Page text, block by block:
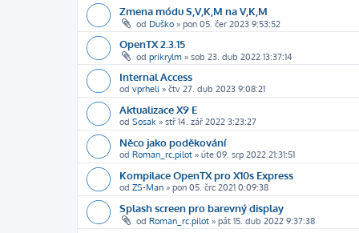
Zmena módu S,V,K,M na V,K,M
od Duško » pon 05. čer 2023 9:53:52
OpenTX 2.3.15
od prikrylm » sob 23. dub 2022 13:37:14
Internal Access
od vprheli » čtv 27. dub 2023 9:08:21
Aktualizace X9 E
od Sosak » stř 14. zář 2022 3:23:27
Něco jako poděkování
od Roman_rc.pilot » úte 09. srp 2022 21:31:51
Kompilace OpenTX pro X10s Express
od ZS-Man » pon 05. črc 2021 0:09:38
Splash screen pro barevný display
od Roman_rc.pilot » pát 15. dub 2022 9:37:38